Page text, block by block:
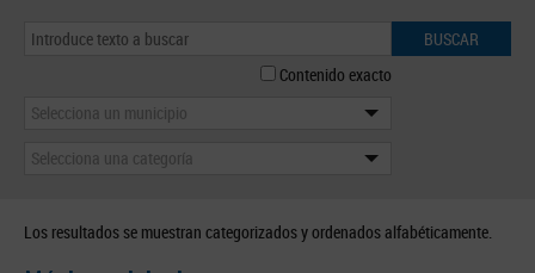
BUSCAR
Contenido exacto
Selecciona un municipio
Selecciona una categoría
Los resultados se muestran categorizados y ordenados alfabéticamente.